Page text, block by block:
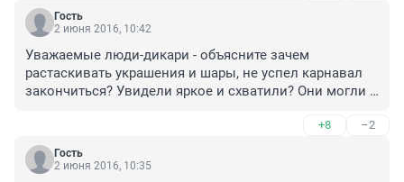
Гость
2 июня 2016, 10:42
Уважаемые люди-дикари - объясните зачем
растаскивать украшения и шары, не успел карнавал
закончиться? Увидели яркое и схватили? Они могли
+8 –2
Гость
2 июня 2016, 10:35